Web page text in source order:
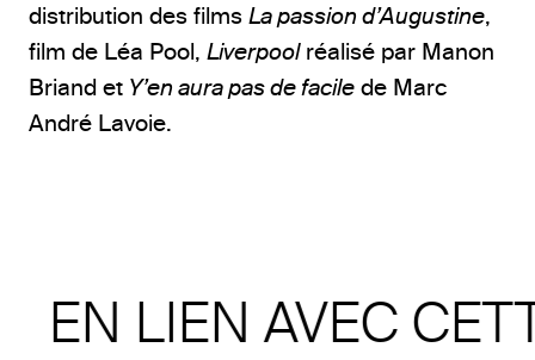
distribution des films La passion d’Augustine,
film de Léa Pool, Liverpoolréalisé par Manon
Briand et Y’en aura pas de facile de Marc
André Lavoie.
EN LIEN AVEC